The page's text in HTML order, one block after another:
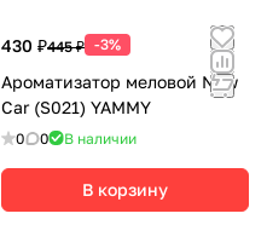
430 ₽445 ₽ -3%
Ароматизатор меловой New
Car (S021) YAMMY
0 0 В наличии
В корзину